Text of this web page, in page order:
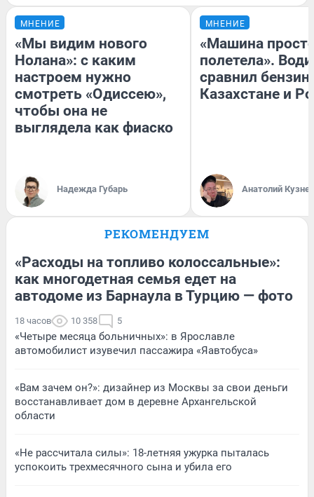
МНЕНИЕ
«Мы видим нового
Нолана»: с каким
настроем нужно
смотреть «Одиссею»,
чтобы она не
выглядела как фиаско
Надежда Губарь
МНЕНИЕ
«Машина
полетела».
сравнил бензин
Казахстане и
Анатолий
РЕКОМЕНДУЕМ
«Расходы на топливо колоссальные»:
как многодетная семья едет на
автодоме из Барнаула в Турцию — фото
18 часов 10 358 5
«Четыре месяца больничных»: в Ярославле
автомобилист изувечил пассажира «Яавтобуса»
«Вам зачем он?»: дизайнер из Москвы за свои деньги
восстанавливает дом в деревне Архангельской
области
«Не рассчитала силы»: 18-летняя ужурка пыталась
успокоить трехмесячного сына и убила его